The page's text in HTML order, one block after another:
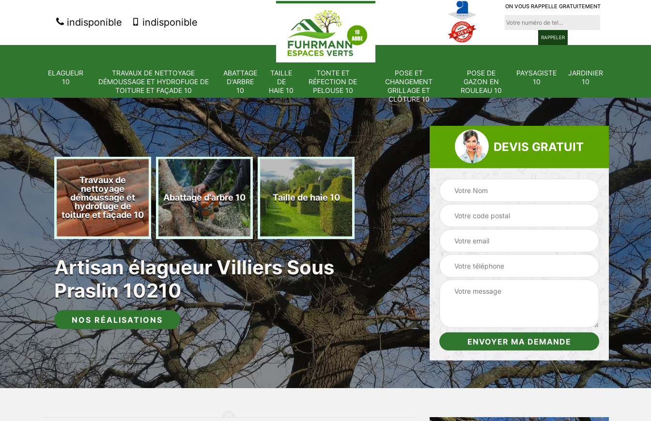
indisponible indisponible
ON VOUS RAPPELLE GRATUITEMENT
ELAGUEUR
10
TRAVAUX DE NETTOYAGE
DÉMOUSSAGE ET HYDROFUGE DE
TOITURE ET FAÇADE 10
ABATTAGE
D'ARBRE
10
TAILLE
DE
HAIE 10
TONTE ET
RÉFECTION DE
PELOUSE 10
POSE ET
CHANGEMENT
GRILLAGE ET
CLÔTURE 10
POSE DE
GAZON EN
ROULEAU 10
PAYSAGISTE
10
JARDINIER
10
10
Travaux de
nettoyage
démoussage et
hydrofuge de
toiture et façade 10
Abattage d'arbre 10 Taille de haie 10
Tonte et réfection
de pelouse 10
changement
grillage et clôture
10
Pose de gazon en
rouleau 10
Artisan élagueur Villiers Sous
Praslin 10210
NOS RÉALISATIONS
DEVIS GRATUIT